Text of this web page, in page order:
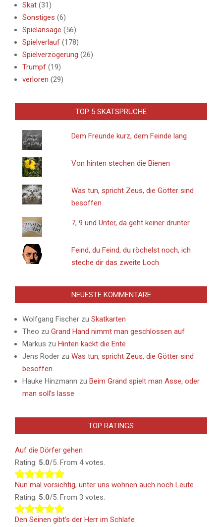
Skat (31)
Sonstiges (6)
Spielansage (56)
Spielverlauf (178)
Spielverzögerung (26)
Trumpf (19)
verloren (29)
TOP 5 SKATSPRÜCHE
Dem Freunde kurz, dem Feinde lang
Von hinten stechen die Bienen
Was tun, spricht Zeus, die Götter sind
besoffen
7, 9 und Unter, da geht keiner drunter
Feind, du Feind, du röchelst noch, ich
steche dir das zweite Loch
NEUESTE KOMMENTARE
Wolfgang Fischer zu Skatkarten
Theo zu Grand Hand nimmt man geschlossen auf
Markus zu Hinten kackt die Ente
Jens Roder zu Was tun, spricht Zeus, die Götter sind
besoffen
Hauke Hinzmann zu Beim Grand spielt man Asse, oder
man soll’s lasse
TOP RATINGS
Auf die Dörfer gehen
Rating: 5.0/5. From 4 votes.
Nun mal vorsichtig, unter uns wohnen auch noch Leute
Rating: 5.0/5. From 3 votes.
Den Seinen gibt’s der Herr im Schlafe